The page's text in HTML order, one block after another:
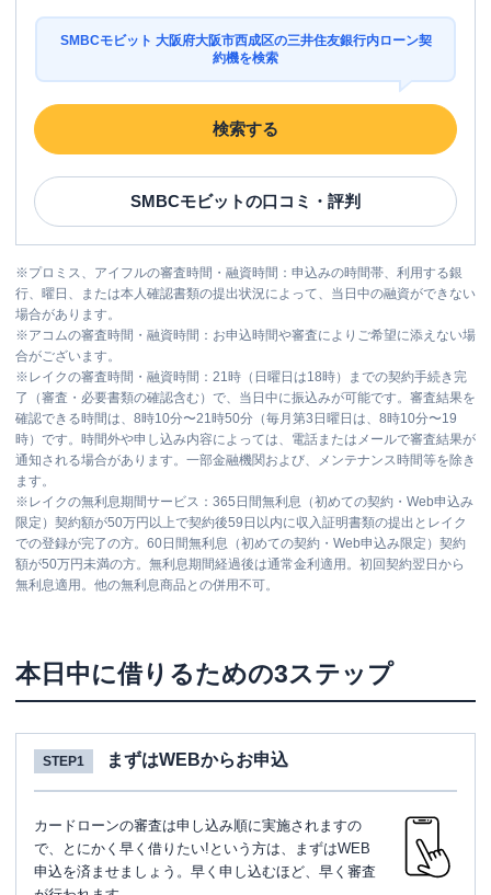
SMBCモビット 大阪府大阪市西成区の三井住友銀行内ローン契
約機を検索
検索する
SMBCモビットの口コミ・評判
※プロミス、アイフルの審査時間・融資時間：申込みの時間帯、利用する銀
行、曜日、または本人確認書類の提出状況によって、当日中の融資ができない
場合があります。
※アコムの審査時間・融資時間：お申込時間や審査によりご希望に添えない場
合がございます。
※ レイクの審査時間・融資時間：21時（日曜日は18時）までの契約手続き完
了（審査・必要書類の確認含む）で、当日中に振込みが可能です。審査結果を
確認できる時間は、8時10分〜21時50分（毎月第3日曜日は、8時10分〜19
時）です。時間外や申し込み内容によっては、電話またはメールで審査結果が
通知される場合があります。一部金融機関および、メンテナンス時間等を除き
ます。
※ レイクの無利息期間サービス：365日間無利息（初めての契約・Web申込み
限定）契約額が50万円以上で契約後59日以内に収入証明書類の提出とレイク
での登録が完了の方。60日間無利息（初めての契約・Web申込み限定）契約
額が50万円未満の方。無利息期間経過後は通常金利適用。初回契約翌日から
無利息適用。他の無利息商品との併用不可。
本日中に借りるための3ステップ
STEP1 まずはWEBからお申込
カードローンの審査は申し込み順に実施されますの
で、とにかく早く借りたい!という方は、まずはWEB
申込を済ませましょう。早く申し込むほど、早く審査